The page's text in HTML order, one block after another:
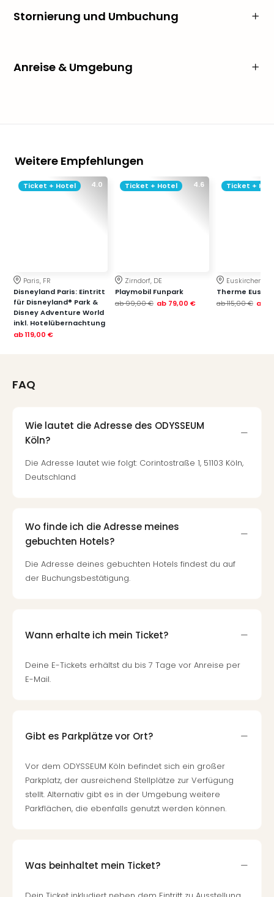
Stornierung und Umbuchung
Anreise & Umgebung
Weitere Empfehlungen
4.0
Ticket + Hotel
Paris, FR
Disneyland Paris: Eintritt
für Disneyland® Park &
Disney Adventure World
inkl. Hotelübernachtung
ab119,00 €
4.6
Ticket + Hotel
Zirndorf, DE
Playmobil Funpark
ab99,00 € ab 79,00 €
Ticket +
Euskirchen, DE
Therme
ab115,00 € ab
FAQ
Wie lautet die Adresse des ODYSSEUM
Köln?
Die Adresse lautet wie folgt: Corintostraße 1, 51103 Köln,
Deutschland
Wo finde ich die Adresse meines
gebuchten Hotels?
Die Adresse deines gebuchten Hotels findest du auf
der Buchungsbestätigung.
Wann erhalte ich mein Ticket?
Deine E-Tickets erhältst du bis 7 Tage vor Anreise per
E-Mail.
Gibt es Parkplätze vor Ort?
Vor dem ODYSSEUM Köln befindet sich ein großer
Parkplatz, der ausreichend Stellplätze zur Verfügung
stellt. Alternativ gibt es in der Umgebung weitere
Parkflächen, die ebenfalls genutzt werden können.
Was beinhaltet mein Ticket?